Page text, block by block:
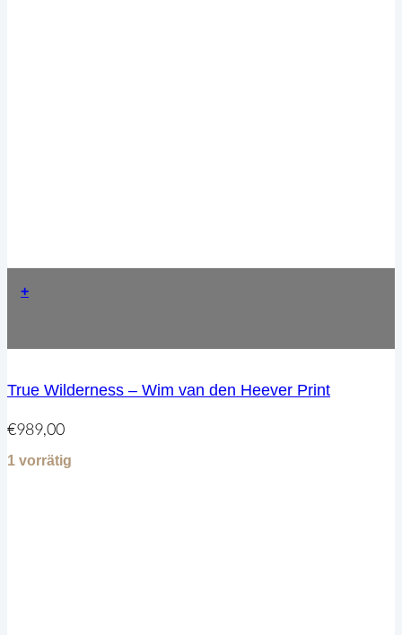
+
True Wilderness – Wim van den Heever Print
€989,00
1 vorrätig